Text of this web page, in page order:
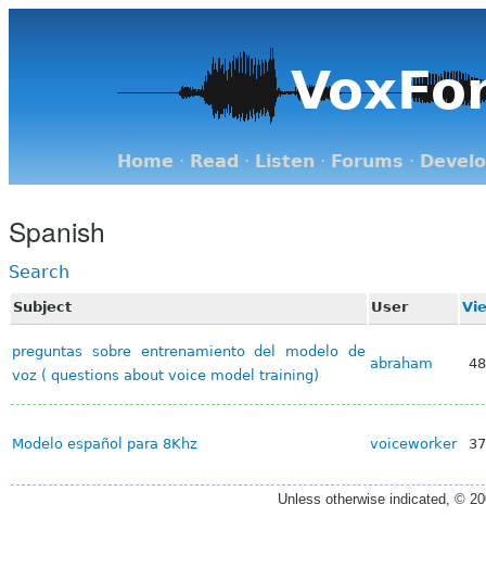
Home · Read · Listen · Forums ·
Spanish
Search
Subject User
preguntas sobre entrenamiento del modelo de
voz ( questions about voice model training)
abraham
Modelo español para 8Khz voiceworker
Unless otherwise indicated, ©